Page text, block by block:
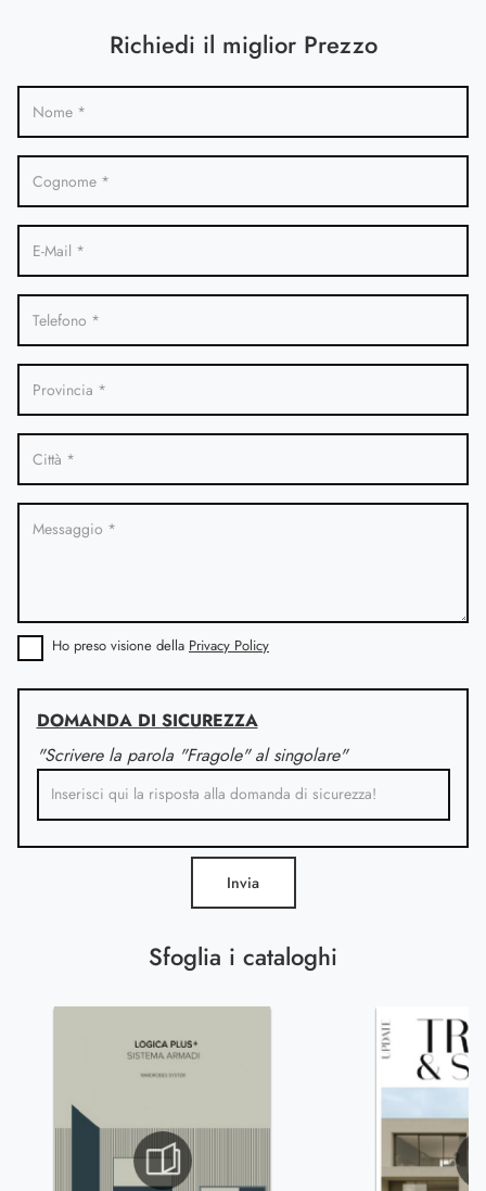
Sfoglia i cataloghi
Richiedi il miglior Prezzo
Ho preso visione della Privacy Policy
DOMANDA DI SICUREZZA
"Scrivere la parola "Fragole" al singolare"
Invia